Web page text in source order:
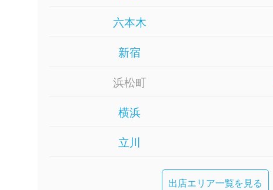
六本木
新宿
浜松町
横浜
立川
出店エリア一覧を見る